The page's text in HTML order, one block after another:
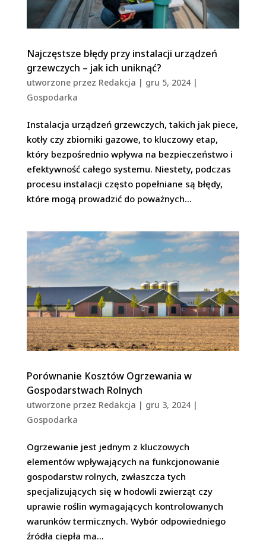
Najczęstsze błędy przy instalacji urządzeń
grzewczych – jak ich uniknąć?
utworzone przez Redakcja | gru 5, 2024|
Gospodarka
Instalacja urządzeń grzewczych, takich jak piece,
kotły czy zbiorniki gazowe, to kluczowy etap,
który bezpośrednio wpływa na bezpieczeństwo i
efektywność całego systemu. Niestety, podczas
procesu instalacji często popełniane są błędy,
które mogą prowadzić do poważnych...
Porównanie Kosztów Ogrzewania w
Gospodarstwach Rolnych
utworzone przez Redakcja | gru 3, 2024|
Gospodarka
Ogrzewanie jest jednym z kluczowych
elementów wpływających na funkcjonowanie
gospodarstw rolnych, zwłaszcza tych
specjalizujących się w hodowli zwierząt czy
uprawie roślin wymagających kontrolowanych
warunków termicznych. Wybór odpowiedniego
źródła ciepła ma...